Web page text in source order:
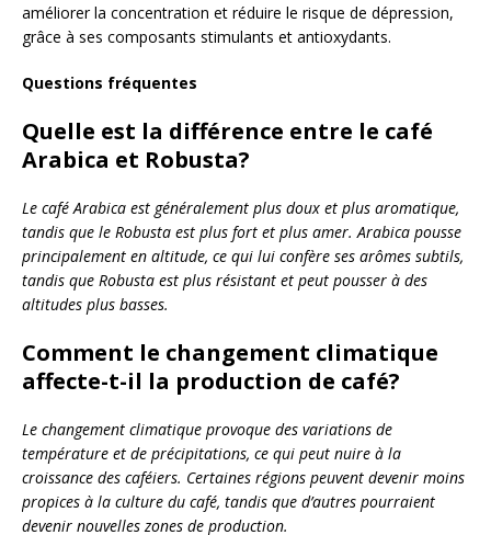
améliorer la concentration et réduire le risque de dépression,
grâce à ses composants stimulants et antioxydants.
Questions fréquentes
Quelle est la différence entre le café
Arabica et Robusta?
Le café Arabica est généralement plus doux et plus aromatique,
tandis que le Robusta est plus fort et plus amer. Arabica pousse
principalement en altitude, ce qui lui confère ses arômes subtils,
tandis que Robusta est plus résistant et peut pousser à des
altitudes plus basses.
Comment le changement climatique
affecte-t-il la production de café?
Le changement climatique provoque des variations de
température et de précipitations, ce qui peut nuire à la
croissance des caféiers. Certaines régions peuvent devenir moins
propices à la culture du café, tandis que d’autres pourraient
devenir nouvelles zones de production.